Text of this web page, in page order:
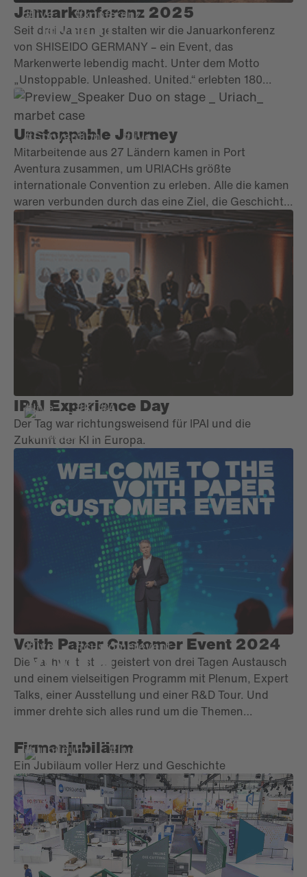
#live #konferenz
Januarkonferenz 2025
Seit drei Jahren gestalten wir die Januarkonferenz
von SHISEIDO GERMANY – ein Event, das
Markenwerte lebendig macht. Unter dem Motto
„Unstoppable. Unleashed. United.“ erlebten 180
Teilnehmende inspirierende Keynotes,
beeindruckende Brand Areas und ein unvergessliches
Abendprogramm.
URIACH
#Convention #live
Unstoppable Journey
Mitarbeitende aus 27 Ländern kamen in Port
Aventura zusammen, um URIACHs größte
internationale Convention zu erleben. Alle die kamen
waren verbunden durch das eine Ziel, die Geschichte
des Unternehmens zu feiern, Kulturen zu verbinden
und die Zukunft gemeinsam zu gestalten. Dabei
vereinte das Treffen Innovation, Emotionen und
menschliches Talent. Die Hauptshow, inspiriert von
der Reise eines Samenkorns, repräsentierte das
nachhaltige Wachstum und die internationale
Expansion von URIACH, indem sie Tanz, Musik,
Technologie und Nachhaltigkeit in einer einzigartigen
Inszenierung vereinte. Im Laufe des Tages genossen
die Teilnehmenden die exklusive Eröffnung von
Bereichen des Parks und eine große Abschlussfeier,
die die Energie, die Verbundenheit und den Stolz auf
die Zugehörigkeit aller Teams widerspiegelte.
#live #KI #AI
IPAI Experience Day
Der Tag war richtungsweisend für IPAI und die
Zukunft der KI in Europa.
#live #customerevent
Voith Paper Customer Event 2024
Die Fachwelt ist begeistert von drei Tagen Austausch
und einem vielseitigen Programm mit Plenum, Expert
Talks, einer Ausstellung und einer R&D Tour. Und
immer drehte sich alles rund um die Themen
#Jubiläum #live
Firmenjubiläum
Ein Jubiläum voller Herz und Geschichte